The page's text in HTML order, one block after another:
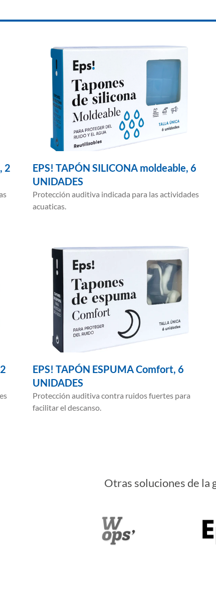
2
EPS! TAPÓN SILICONA moldeable, 6
UNIDADES
Protección auditiva indicada para las actividades
acuaticas.
EPS! TAPÓN ESPUMA Comfort, 6
UNIDADES
Protección auditiva contra ruidos fuertes para
facilitar el descanso.
Otras soluciones de la